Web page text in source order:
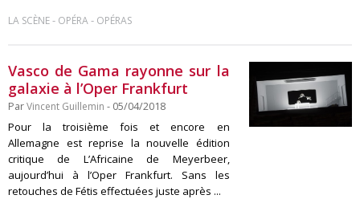
LA SCÈNE- OPÉRA- OPÉRAS
Vasco de Gama rayonne sur la
galaxie à l’Oper Frankfurt
ParVincent Guillemin - 05/04/2018
Pour la troisième fois et encore en
Allemagne est reprise la nouvelle édition
critique de L’Africaine de Meyerbeer,
aujourd’hui à l’Oper Frankfurt. Sans les
retouches de Fétis effectuées juste après ...